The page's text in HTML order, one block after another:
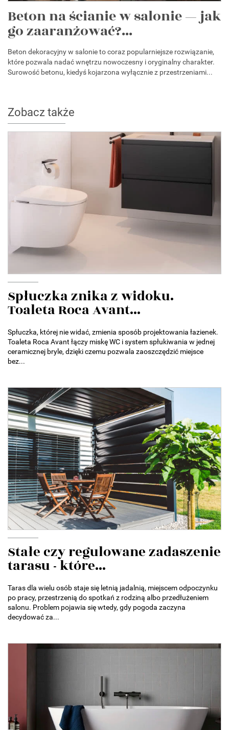
Beton na ścianie w salonie — jak
go zaaranżować?...
Beton dekoracyjny w salonie to coraz popularniejsze rozwiązanie,
które pozwala nadać wnętrzu nowoczesny i oryginalny charakter.
Surowość betonu, kiedyś kojarzona wyłącznie z przestrzeniami...
Zobacz także
Spłuczka znika z widoku.
Toaleta Roca Avant...
Spłuczka, której nie widać, zmienia sposób projektowania łazienek.
Toaleta Roca Avant łączy miskę WC i system spłukiwania w jednej
ceramicznej bryle, dzięki czemu pozwala zaoszczędzić miejsce
bez...
Stałe czy regulowane zadaszenie
tarasu - które...
Taras dla wielu osób staje się letnią jadalnią, miejscem odpoczynku
po pracy, przestrzenią do spotkań z rodziną albo przedłużeniem
salonu. Problem pojawia się wtedy, gdy pogoda zaczyna
decydować za...